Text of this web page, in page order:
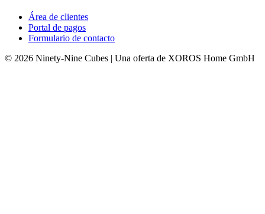
Área de clientes
Portal de pagos
Formulario de contacto
© 2026 Ninety-Nine Cubes | Una oferta de XOROS Home GmbH